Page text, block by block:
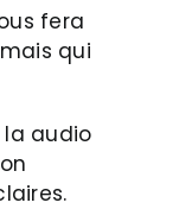
fera
qui
la audio